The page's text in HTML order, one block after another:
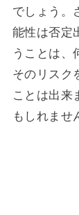
でしょう。
能性は否定
うことは、
そのリスク
ことは出来
もしれませ